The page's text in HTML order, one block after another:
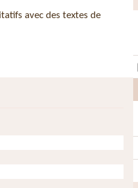
avec des textes de